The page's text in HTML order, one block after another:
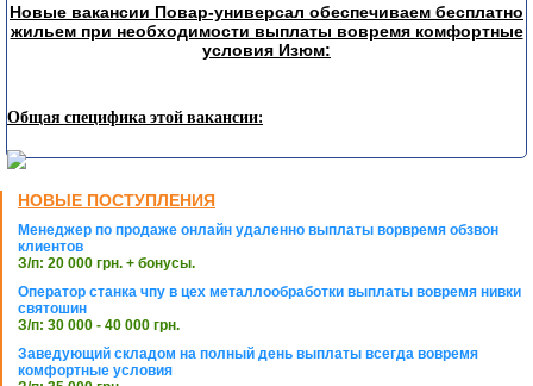
Новые вакансии Повар-универсал обеспечиваем бесплатно
жильем при необходимости выплаты вовремя комфортные
условия Изюм:
Общая специфика этой вакансии:
НОВЫЕ ПОСТУПЛЕНИЯ
Менеджер по продаже онлайн удаленно выплаты ворвремя обзвон
клиентов
З/п: 20 000 грн. + бонусы.
Оператор станка чпу в цех металлообработки выплаты вовремя нивки
святошин
З/п: 30 000 - 40 000 грн.
Заведующий складом на полный день выплаты всегда вовремя
комфортные условия